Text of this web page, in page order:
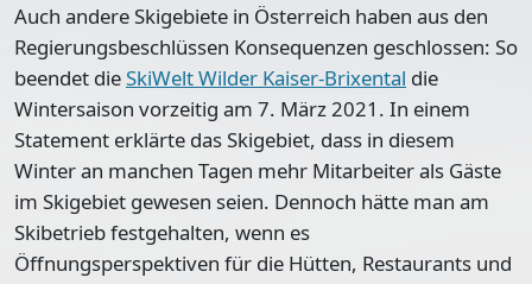
Auch andere Skigebiete in Österreich haben aus den
Regierungsbeschlüssen Konsequenzen geschlossen: So
beendet dieSkiWelt Wilder Kaiser-Brixental die
Wintersaison vorzeitig am 7. März 2021 . In einem
Statement erklärte das Skigebiet, dass in diesem
Winter an manchen Tagen mehr Mitarbeiter als Gäste
im Skigebiet gewesen seien. Dennoch hätte man am
Skibetrieb festgehalten, wenn es
Öffnungsperspektiven für die Hütten, Restaurants und